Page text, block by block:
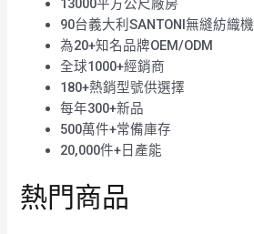
13000平方公尺廠房
90台義大利SANTONI無縫紡織機
為20+知名品牌OEM/ODM
全球1000+經銷商
180+熱銷型號供選擇
每年300+新品
500萬件+常備庫存
20,000件+日產能
熱門商品